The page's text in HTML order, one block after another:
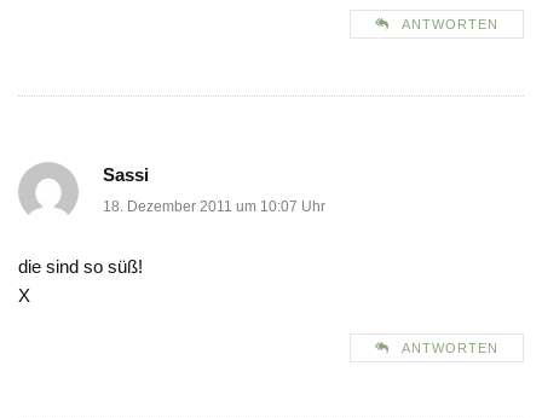
ANTWORTEN
Sassi
18. Dezember 2011 um 10:07 Uhr
die sind so süß!
X
ANTWORTEN